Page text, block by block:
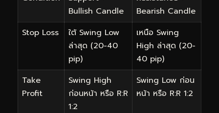
Bullish Candle
Bearish Candle
Stop Loss
ใต้ Swing Low
ล่าสุด (20-40
pip)
เหนือ Swing
High ล่าสุด (20-
40 pip)
Take
Profit
Swing High
ก่อนหน้า หรือ R:R
1:2
Swing Low ก่อน
หน้า หรือ R:R 1:2